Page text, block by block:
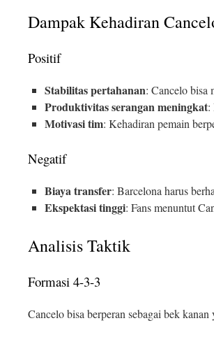
Dampak Kehadiran
Positif
Stabilitas pertahanan: Cancelo bisa
Produktivitas serangan meningkat:
Motivasi tim: Kehadiran pemain
Negatif
Biaya transfer: Barcelona harus
Ekspektasi tinggi: Fans menuntut
Analisis Taktik
Formasi 4-3-3
Cancelo bisa berperan sebagai bek